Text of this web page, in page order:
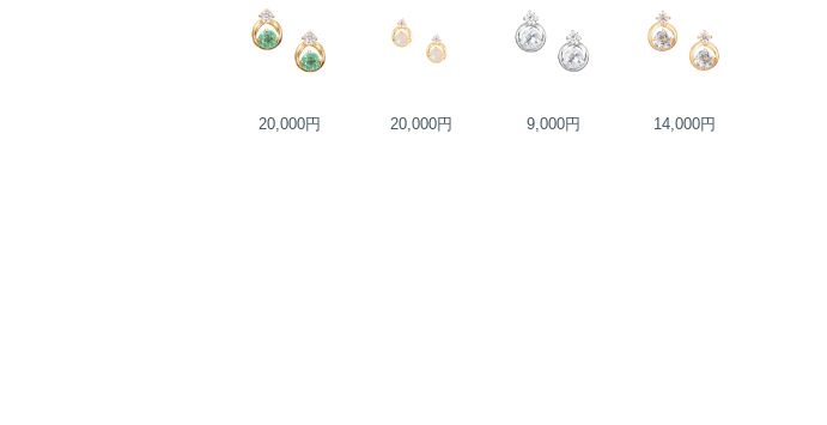
20,000円 20,000円 9,000円 14,000円